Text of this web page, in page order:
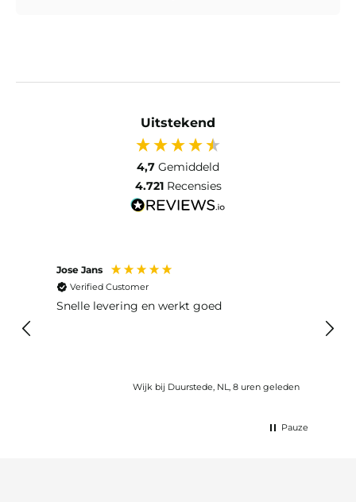
Uitstekend
4,7 Gemiddeld
4.721 Recensies
Jose Jans
Verified Customer
Snelle levering en werkt goed
Wijk bij Duurstede, NL, 8 uren geleden
Pauze